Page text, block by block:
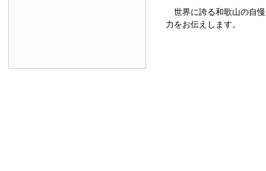
世界に誇る和歌山の自
力をお伝えします。